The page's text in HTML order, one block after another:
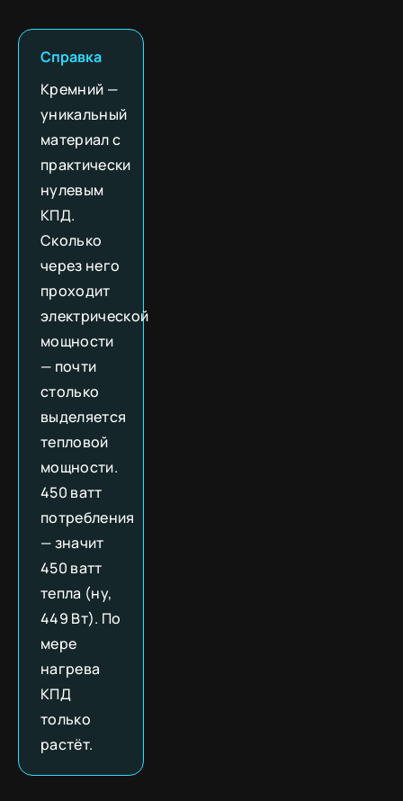
Справка
Кремний —
уникальный
материал с
практически
нулевым
КПД.
Сколько
через него
проходит
электрической
мощности
— почти
столько
выделяется
тепловой
мощности.
450 ватт
потребления
— значит
450 ватт
тепла (ну,
449 Вт). По
мере
нагрева
КПД
только
растёт.